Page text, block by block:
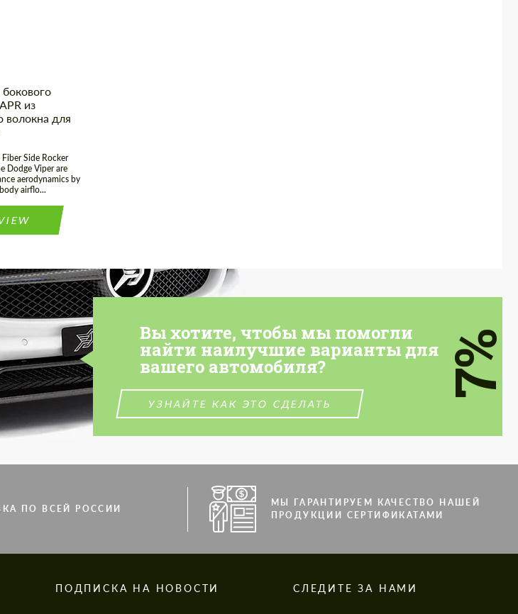
из
волокна для
Side Rocker
Dodge Viper are
aerodynamics by
airflo...
Вы хотите, чтобы мы помогли
найти наилучшие варианты для
вашего автомобиля?
УЗНАЙТЕ КАК ЭТО СДЕЛАТЬ
7%
ПО ВСЕЙ РОССИИ
МЫ ГАРАНТИРУЕМ КАЧЕСТВО НАШЕЙ
ПРОДУКЦИИ СЕРТИФИКАТАМИ
ПОДПИСКА НА НОВОСТИ СЛЕДИТЕ ЗА НАМИ